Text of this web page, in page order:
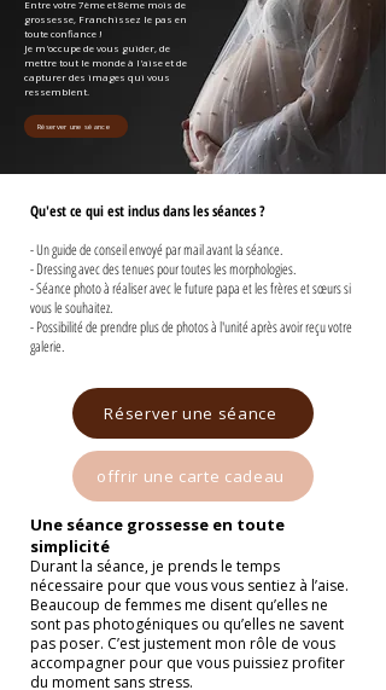
Entre votre 7ème et 8ème mois de
grossesse, Franchissez le pas en
toute confiance !
Je m'occupe de vous guider, de
mettre tout le monde à l'aise et de
capturer des images qui vous
ressemblent.
Réserver une séance
Qu'est ce qui est inclus dans les séances ?
- Un guide de conseil envoyé par mail avant la séance.
- Dressing avec des tenues pour toutes les morphologies.
- Séance photo à réaliser avec le future papa et les frères et sœurs si
vous le souhaitez.
- Possibilité de prendre plus de photos à l'unité après avoir reçu votre
galerie.
Réserver une séance
offrir une carte cadeau
Une séance grossesse en toute
simplicité
Durant la séance, je prends le temps
nécessaire pour que vous vous sentiez à l’aise.
Beaucoup de femmes me disent qu’elles ne
sont pas photogéniques ou qu’elles ne savent
pas poser. C’est justement mon rôle de vous
accompagner pour que vous puissiez profiter
du moment sans stress.